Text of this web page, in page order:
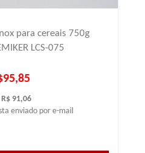
para cereais 750g
LCS-075
R$ 91,06
enviado por e-mail